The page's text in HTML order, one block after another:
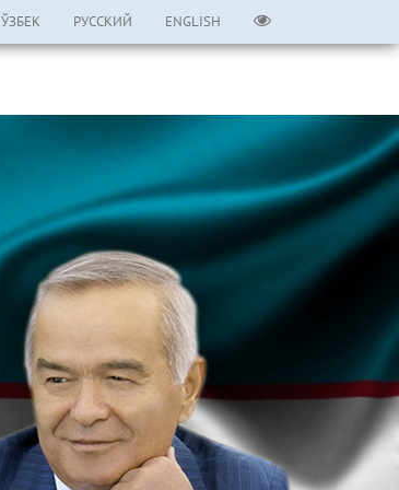
ЎЗБЕК РУССКИЙ ENGLISH